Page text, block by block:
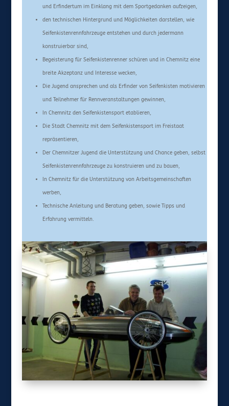
und Erfindertum im Einklang mit dem Sportgedanken aufzeigen,
den technischen Hintergrund und Möglichkeiten darstellen, wie
Seifenkistenrennfahrzeuge entstehen und durch jedermann
konstruierbar sind,
Begeisterung für Seifenkistenrenner schüren und in Chemnitz eine
breite Akzeptanz und Interesse wecken,
Die Jugend ansprechen und als Erfinder von Seifenkisten motivieren
und Teilnehmer für Rennveranstaltungen gewinnen,
In Chemnitz den Seifenkistensport etablieren,
Die Stadt Chemnitz mit dem Seifenkistensport im Freistaat
repräsentieren,
Der Chemnitzer Jugend die Unterstützung und Chance geben, selbst
Seifenkistenrennfahrzeuge zu konstruieren und zu bauen,
In Chemnitz für die Unterstützung von Arbeitsgemeinschaften
werben,
Technische Anleitung und Beratung geben, sowie Tipps und
Erfahrung vermitteln.